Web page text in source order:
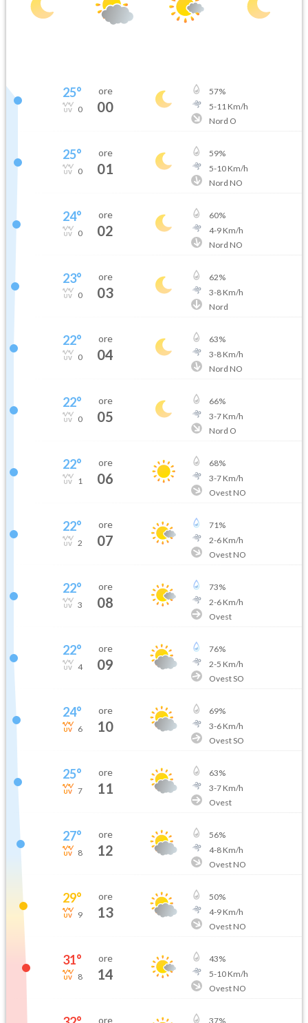
25°
0
ore
00
57%
5-11 Km/h
Nord O
25°
0
ore
01
59%
5-10Km/h
Nord NO
24°
0
ore
02
60%
4-9Km/h
Nord NO
23°
0
ore
03
62%
3-8Km/h
Nord
22°
0
ore
04
63%
3-8Km/h
Nord NO
22°
0
ore
05
66%
3-7Km/h
Nord O
22°
1
ore
06
68%
3-7Km/h
Ovest NO
22°
2
ore
07
71%
2-6Km/h
Ovest NO
22°
3
ore
08
73%
2-6Km/h
Ovest
22°
4
ore
09
76%
2-5 Km/h
Ovest SO
24°
6
ore
10
69%
3-6Km/h
Ovest SO
25°
7
ore
11
63%
3-7Km/h
Ovest
27°
8
ore
12
56%
4-8Km/h
Ovest NO
29°
9
ore
13
50%
4-9Km/h
Ovest NO
31°
8
ore
14
43%
5-10Km/h
Ovest NO
ore 37%